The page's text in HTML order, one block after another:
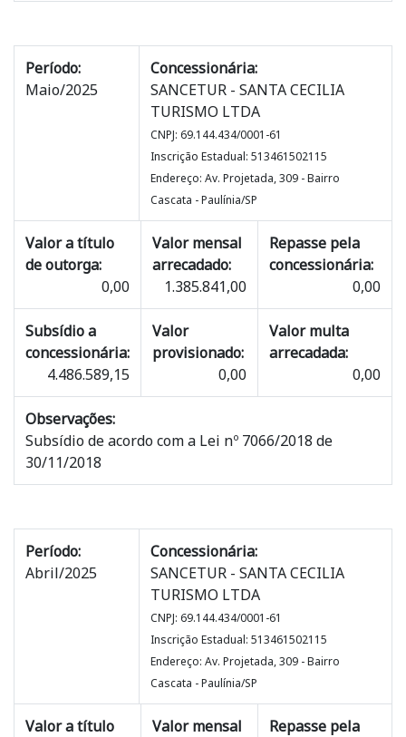
Período:
Maio/2025
Concessionária:
SANCETUR - SANTA CECILIA
TURISMO LTDA
CNPJ: 69.144.434/0001-61
Inscrição Estadual: 513461502115
Endereço: Av. Projetada, 309 - Bairro
Cascata - Paulínia/SP
Valor a título
de outorga:
0,00
Valor mensal
arrecadado:
1.385.841,00
Repasse pela
concessionária:
0,00
Subsídio a
concessionária:
4.486.589,15
Valor
provisionado:
0,00
Valor multa
arrecadada:
0,00
Observações:
Subsídio de acordo com a Lei nº 7066/2018 de
30/11/2018
Período:
Abril/2025
Concessionária:
SANCETUR - SANTA CECILIA
TURISMO LTDA
CNPJ: 69.144.434/0001-61
Inscrição Estadual: 513461502115
Endereço: Av. Projetada, 309 - Bairro
Cascata - Paulínia/SP
Valor a título
Valor mensal
Repasse pela